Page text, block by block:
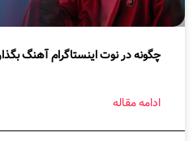
چگونه در نوت اینستاگرام آهنگ
ادامه مقاله